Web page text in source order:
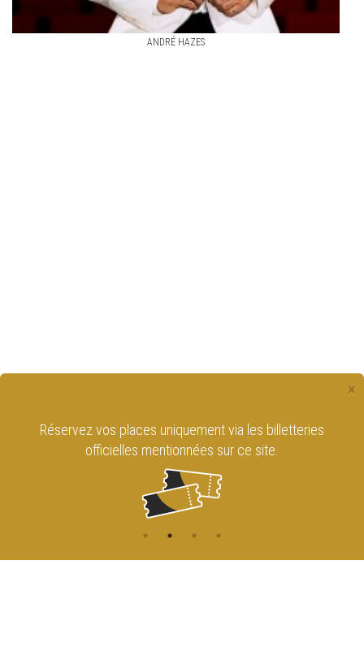
ANDRÉ HAZES
×
Réservez vos places uniquement via les billetteries
officielles mentionnées sur ce site.